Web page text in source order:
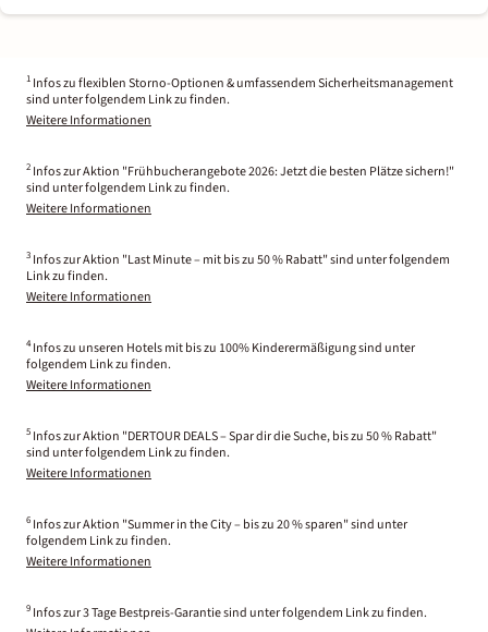
1 Infos zu flexiblen Storno-Optionen & umfassendem Sicherheitsmanagement
sind unter folgendem Link zu finden.
Weitere Informationen
2 Infos zur Aktion "Frühbucherangebote 2026: Jetzt die besten Plätze sichern!"
sind unter folgendem Link zu finden.
Weitere Informationen
3 Infos zur Aktion "Last Minute – mit bis zu 50 % Rabatt" sind unter folgendem
Link zu finden.
Weitere Informationen
4 Infos zu unseren Hotels mit bis zu 100% Kinderermäßigung sind unter
folgendem Link zu finden.
Weitere Informationen
5 Infos zur Aktion "DERTOUR DEALS – Spar dir die Suche, bis zu 50 % Rabatt"
sind unter folgendem Link zu finden.
Weitere Informationen
6 Infos zur Aktion "Summer in the City – bis zu 20 % sparen" sind unter
folgendem Link zu finden.
Weitere Informationen
9 Infos zur 3 Tage Bestpreis-Garantie sind unter folgendem Link zu finden.